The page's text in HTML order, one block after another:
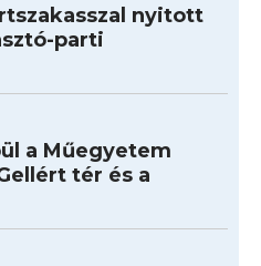
nyitott
parti
a Műegyetem
tér és a